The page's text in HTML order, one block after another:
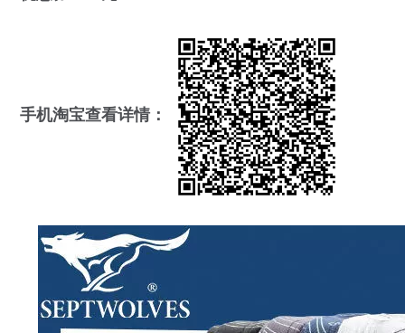
手机淘宝查看详情：